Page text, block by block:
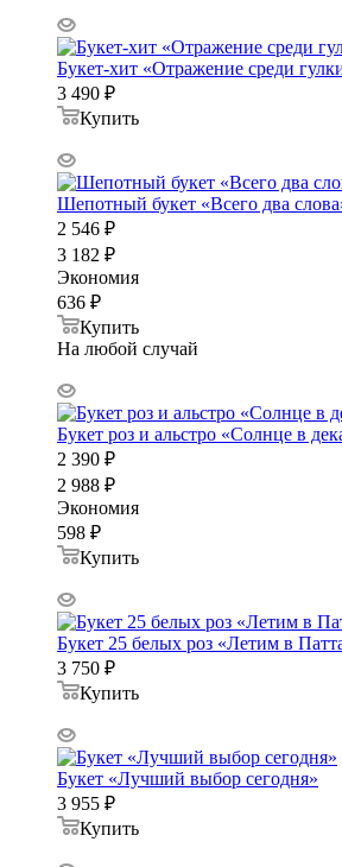
Букет-хит «Отражение среди
3 490 ₽
Купить
Шепотный букет «Всего два
2 546 ₽
3 182 ₽
Экономия
636 ₽
Купить
На любой случай
Букет роз и альстро «Солнце в
2 390 ₽
2 988 ₽
Экономия
598 ₽
Купить
Букет 25 белых роз «Летим в
3 750 ₽
Купить
Букет «Лучший выбор сегодня»
3 955 ₽
Купить